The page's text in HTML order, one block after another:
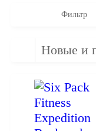
Фильтр
Новые и